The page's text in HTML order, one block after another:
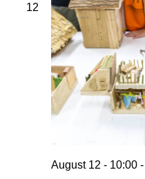
12
August 12 - 10:00-